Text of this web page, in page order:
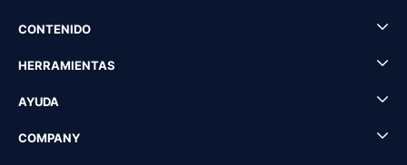
CONTENIDO
HERRAMIENTAS
AYUDA
COMPANY